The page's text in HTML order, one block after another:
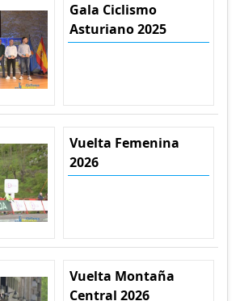
Gala Ciclismo
Asturiano 2025
Vuelta Femenina
2026
Vuelta Montaña
Central 2026